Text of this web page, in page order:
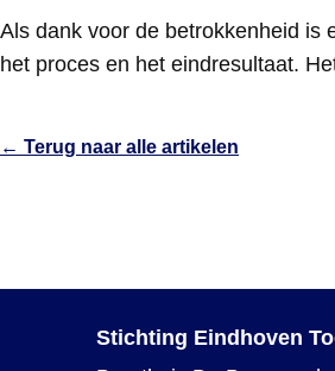
Als dank voor de betrokkenheid is
het proces en het eindresultaat.
← Terug naar alle artikelen
Stichting Eindhoven